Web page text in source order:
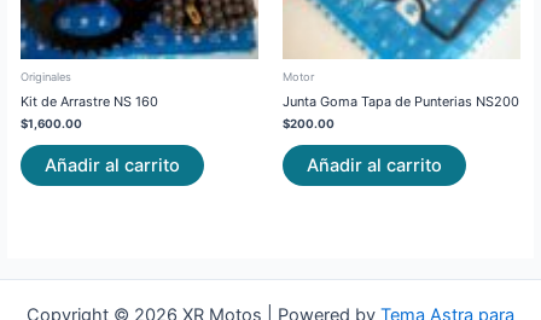
Originales
Kit de Arrastre NS 160
$1,600.00
Añadir al carrito
Motor
Junta Goma Tapa de Punterias NS200
$200.00
Añadir al carrito
Copyright © 2026 XR Motos | Powered by Tema Astra para